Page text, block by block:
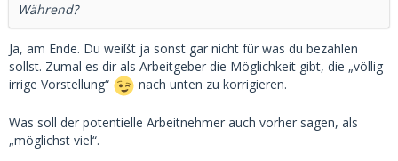
Während?
Ja, am Ende. Du weißt ja sonst gar nicht für was du bezahlen
sollst. Zumal es dir als Arbeitgeber die Möglichkeit gibt, die „völlig
irrige Vorstellung“
nach unten zu korrigieren.
Was soll der potentielle Arbeitnehmer auch vorher sagen, als
„möglichst viel“.